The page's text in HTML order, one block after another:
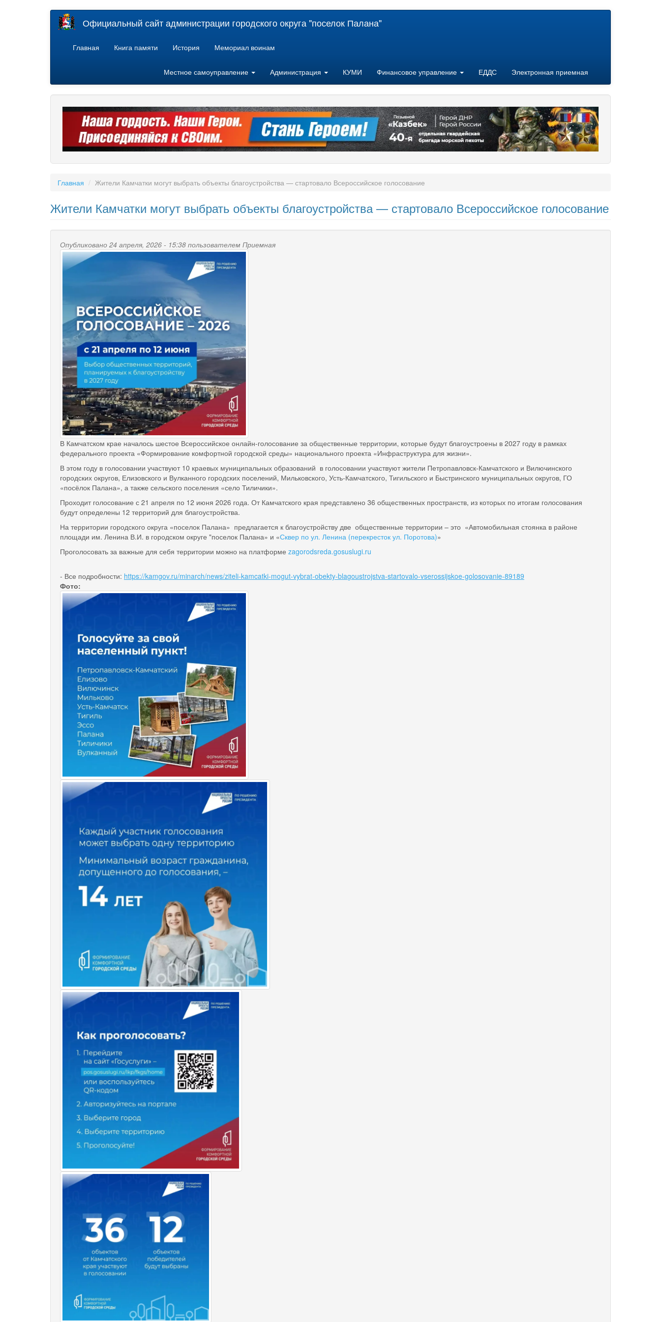
Официальный сайт администрации городского округа "поселок Палана"
Главная Книга памяти История Мемориал воинам
Местное самоуправление Администрация КУМИ Финансовое управление ЕДДС Электронная приемная
Главная Жители Камчатки могут выбрать объекты благоустройства — стартовало Всероссийское голосование
Жители Камчатки могут выбрать объекты благоустройства — стартовало Всероссийское голосование
Опубликовано 24 апреля, 2026 - 15:38 пользователем Приемная
В Камчатском крае началось шестое Всероссийское онлайн-голосование за общественные территории, которые будут благоустроены в 2027 году в рамках
федерального проекта «Формирование комфортной городской среды» национального проекта «Инфраструктура для жизни».
В этом году в голосовании участвуют 10 краевых муниципальных образований в голосовании участвуют жители Петропавловск-Камчатского и Вилючинского
городских округов, Елизовского и Вулканного городских поселений, Мильковского, Усть-Камчатского, Тигильского и Быстринского муниципальных округов, ГО
«посёлок Палана», а также сельского поселения «село Тиличики».
Проходит голосование с 21 апреля по 12 июня 2026 года. От Камчатского края представлено 36 общественных пространств, из которых по итогам голосования
будут определены 12 территорий для благоустройства.
На территории городского округа «поселок Палана» предлагается к благоустройству две общественные территории – это «Автомобильная стоянка в районе
площади им. Ленина В.И. в городском округе "поселок Палана» и «Сквер по ул. Ленина (перекресток ул. Поротова)»
Проголосовать за важные для себя территории можно на платформе zagorodsreda.gosuslugi.ru
- Все подробности: https://kamgov.ru/minarch/news/ziteli-kamcatki-mogut-vybrat-obekty-blagoustrojstva-startovalo-vserossijskoe-golosovanie-89189
Фото: